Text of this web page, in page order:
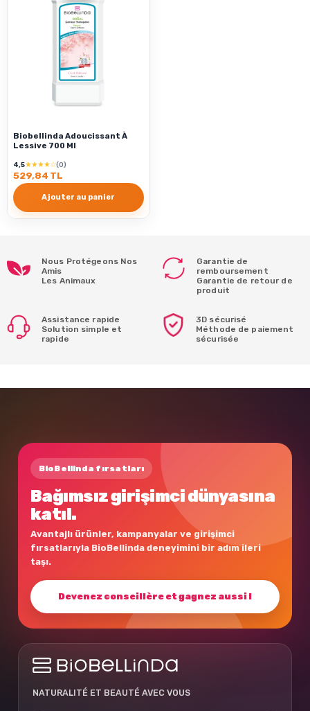
Biobellinda Adoucissant À
Lessive 700 Ml
4,5★★★★☆(0)
529,84 TL
Ajouter au panier
Nous Protégeons Nos
Amis
Les Animaux
Garantie de
remboursement
Garantie de retour de
produit
Assistance rapide
Solution simple et
rapide
3D sécurisé
Méthode de paiement
sécurisée
BioBellinda fırsatları
Bağımsız girişimci dünyasına
katıl.
Avantajlı ürünler, kampanyalar ve girişimci
fırsatlarıyla BioBellinda deneyimini bir adım ileri
taşı.
Devenez conseillère et gagnez aussi !
NATURALITÉ ET BEAUTÉ AVEC VOUS